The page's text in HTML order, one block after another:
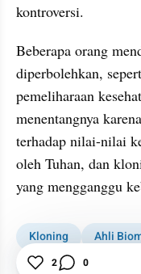
kontroversi.
Beberapa orang
diperbolehkan,
pemeliharaan
menentangnya
terhadap nilai-nilai
oleh Tuhan, dan
yang mengganggu
Kloning Ahli
Manusia
2 0